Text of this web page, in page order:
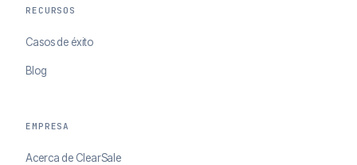
RECURSOS
Casos de éxito
Blog
EMPRESA
Acerca de ClearSale